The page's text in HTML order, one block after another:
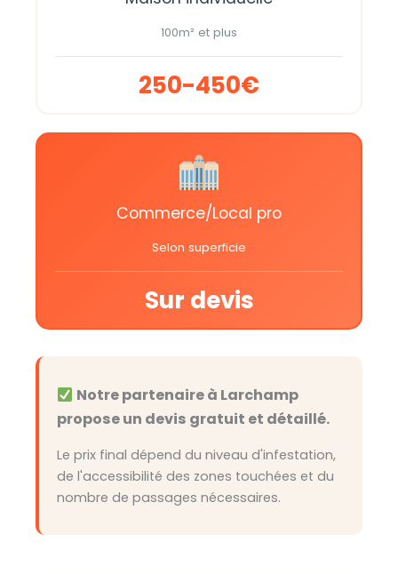
100m² et plus
250-450€
Commerce/Local pro
Selon superficie
Sur devis
Notre partenaire à Larchamp
propose un devis gratuit et détaillé.
Le prix final dépend du niveau d'infestation,
de l'accessibilité des zones touchées et du
nombre de passages nécessaires.